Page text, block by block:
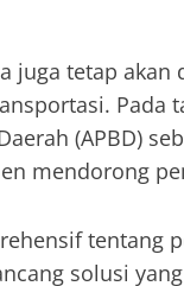
juga tetap akan
Pada
(APBD)
mendorong
tentang
solusi